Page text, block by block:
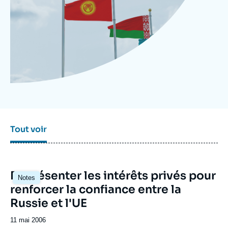
Tout voir
Notes
Représenter les intérêts privés pour
renforcer la confiance entre la
Russie et l'UE
Date
11 mai 2006